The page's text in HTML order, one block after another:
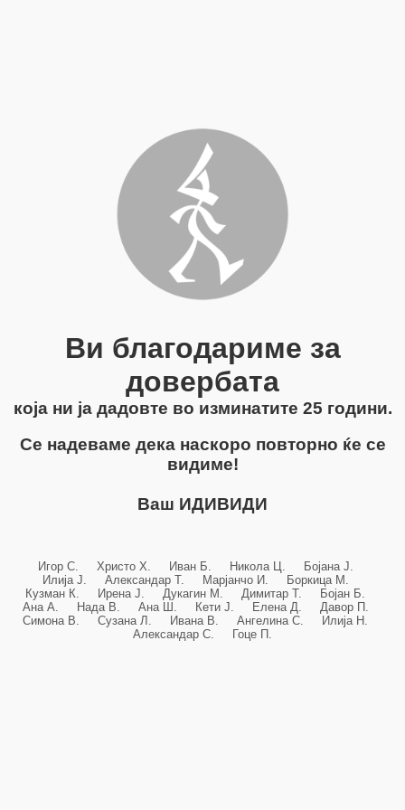
Ви благодариме за
довербата
која ни ја дадовте во изминатите 25 години.
Се надеваме дека наскоро повторно ќе се
видиме!
Ваш ИДИВИДИ
Игор С. Христо Х. Иван Б. Никола Ц. Бојана Ј.
Илија Ј. Александар Т. Марјанчо И. Боркица М.
Кузман К. Ирена Ј. Дукагин М. Димитар Т. Бојан Б.
Ана А. Нада В. Ана Ш. Кети Ј. Елена Д. Давор П.
Симона В. Сузана Л. Ивана В. Ангелина С. Илија Н.
Александар С. Гоце П.